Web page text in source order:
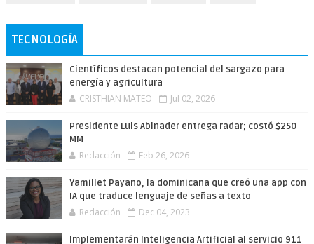
TECNOLOGÍA
Científicos destacan potencial del sargazo para
energía y agricultura
CRISTHIAN MATEO Jul 02, 2026
Presidente Luis Abinader entrega radar; costó $250
MM
Redacción Feb 26, 2026
Yamillet Payano, la dominicana que creó una app con
IA que traduce lenguaje de señas a texto
Redacción Dec 04, 2023
Implementarán Inteligencia Artificial al servicio 911